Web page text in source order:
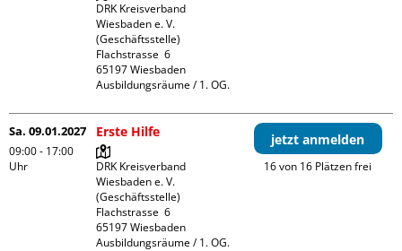
DRK Kreisverband
Wiesbaden e. V.
(Geschäftsstelle)
Flachstrasse  6
65197 Wiesbaden
Ausbildungsräume / 1. OG.
Sa. 09.01.2027
09:00 - 17:00
Uhr
Erste Hilfe
DRK Kreisverband
Wiesbaden e. V.
(Geschäftsstelle)
Flachstrasse  6
65197 Wiesbaden
Ausbildungsräume / 1. OG.
jetzt anmelden
16 von 16 Plätzen frei